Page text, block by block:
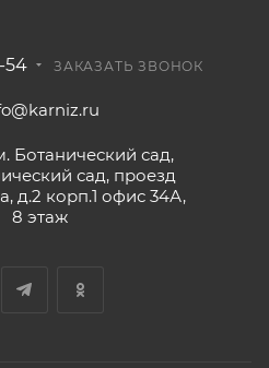
54 ЗАКАЗАТЬ ЗВОНОК
Ботанический сад,
сад, проезд
д.2 корп.1 офис 34А,
8 этаж